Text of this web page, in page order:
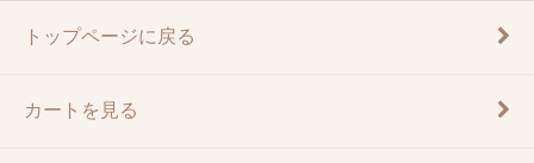
トップページに戻る
カートを見る